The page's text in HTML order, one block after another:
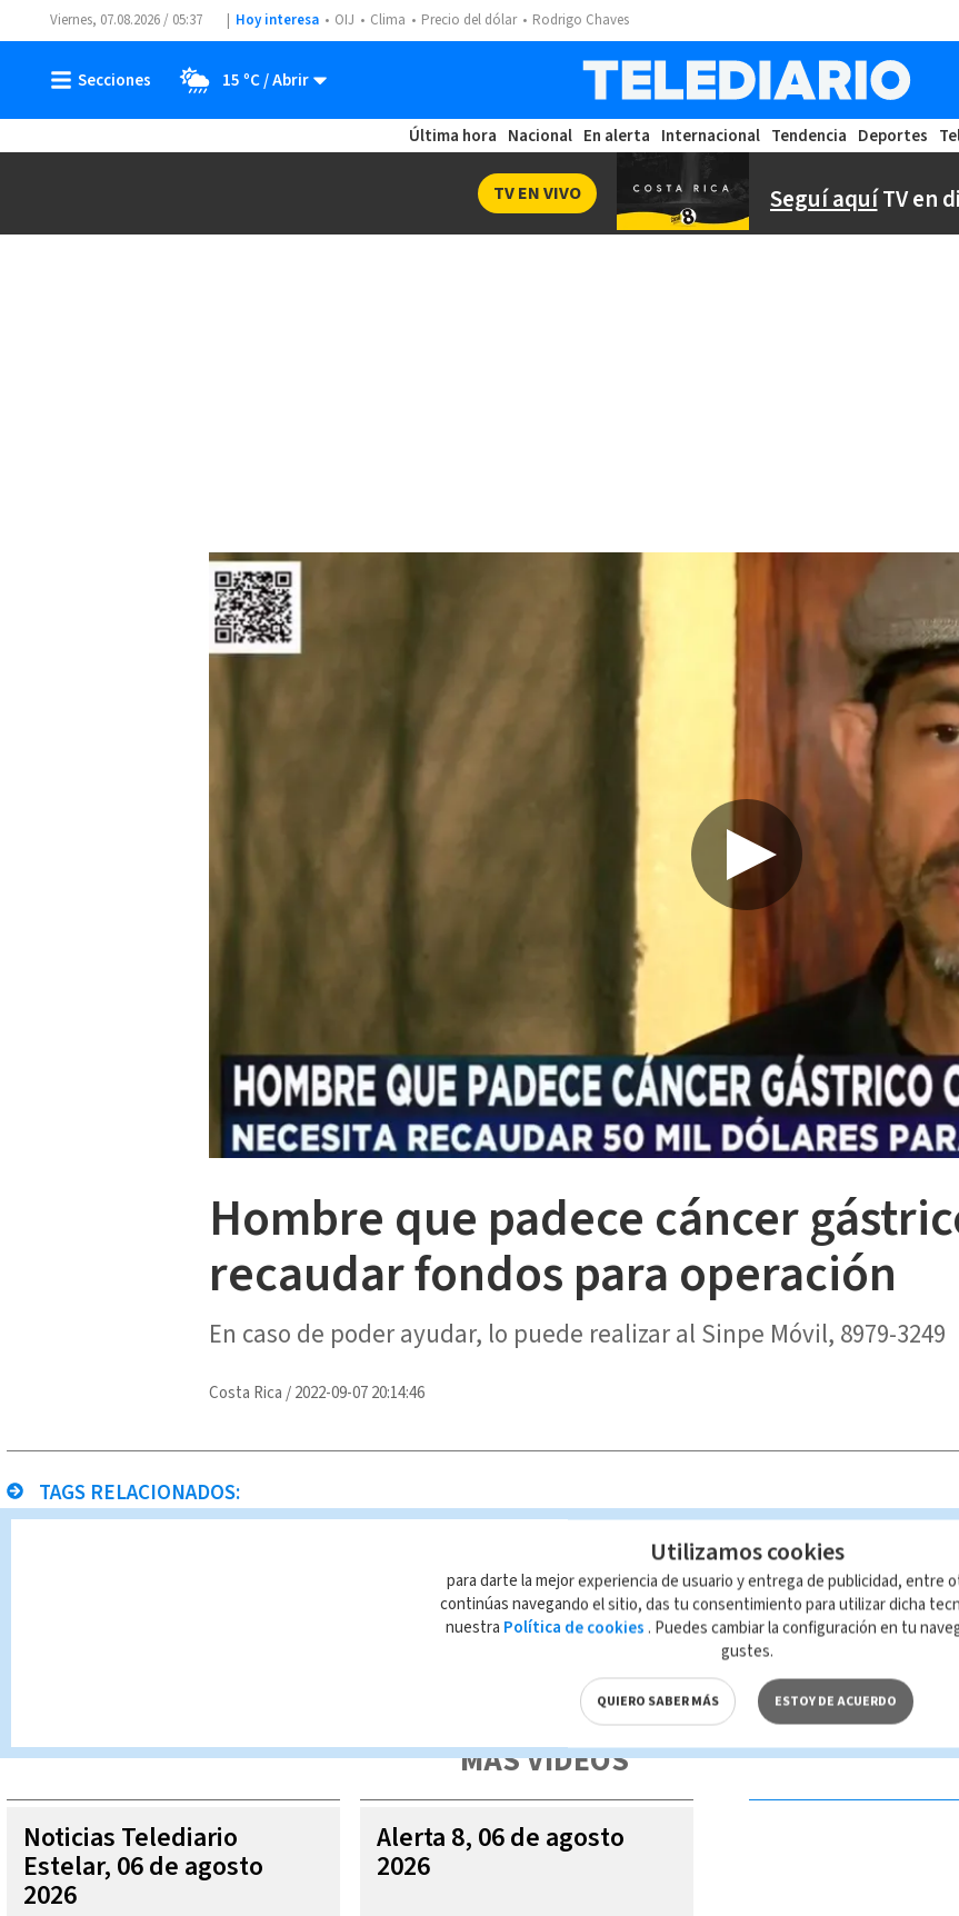
Viernes, 07.08.2026 / 05:37 Hoy interesa OIJ Clima Precio del dólar Rodrigo Chaves
15 ºC
Última hora Nacional En alerta Internacional Tendencia Deportes
Seguí aquíTV en
TV EN VIVO
Hombre que padece cáncer
recaudar fondos para operación
En caso de poder ayudar, lo puede realizar al Sinpe Móvil, 8979-3249
Costa Rica /2022-09-07 20:14:46
TAGS RELACIONADOS:
Queda prohibida la reproducción total o parcial del contenido de esta página, mismo que es propiedad de TELEDIARIO; su
autorizada constituye una infracción y un delito de conformidad con las leyes aplicables.
MÁS VIDEOS
Noticias Telediario
Estelar, 06 de agosto
2026
Alerta 8, 06 de agosto
2026
Utilizamos cookies
para darte la mejor experiencia de usuario y entrega de publicidad, entre
continúas navegando el sitio, das tu consentimiento para utilizar dicha
nuestra Política de cookies . Puedes cambiar la configuración en tu
gustes.
QUIERO SABER MÁS ESTOY DE ACUERDO